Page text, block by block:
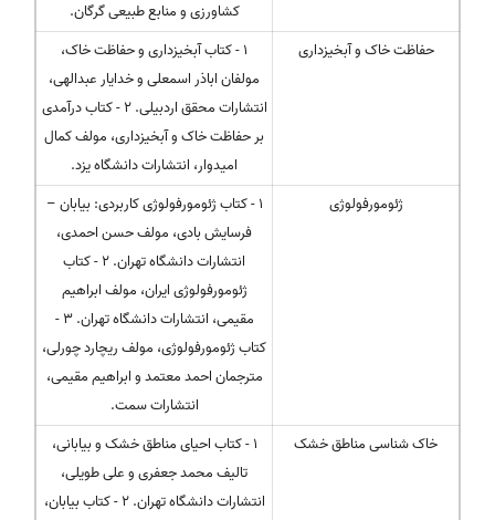
کشاورزی و منابع طبیعی گرگان.
حفاظت خاک و آبخیزداری
1 - کتاب آبخیزداری و حفاظت خاک،
مولفان اباذر اسمعلی و خدایار عبدالهی،
انتشارات محقق اردبیلی. 2 - کتاب درآمدی
بر حفاظت خاک و آبخیزداری، مولف کمال
امیدوار، انتشارات دانشگاه یزد.
ژئومورفولوژی
1 - کتاب ژئومورفولوژی کاربردی: بیابان –
فرسایش بادی، مولف حسن احمدی،
انتشارات دانشگاه تهران. 2 - کتاب
ژئومورفولوژی ایران، مولف ابراهیم
مقیمی، انتشارات دانشگاه تهران. 3 -
کتاب ژئومورفولوژی، مولف ریچارد چورلی،
مترجمان احمد معتمد و ابراهیم مقیمی،
انتشارات سمت.
خاک شناسی مناطق خشک
1 - کتاب احیای مناطق خشک و بیابانی،
تالیف محمد جعفری و علی طویلی،
انتشارات دانشگاه تهران. 2 - کتاب بیابان،